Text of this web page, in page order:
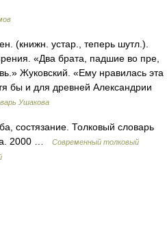
(книжн. устар., теперь шутл.).
«Два брата, падшие во пре,
Жуковский. «Ему нравилась эта
бы и для древней Александрии
Ушакова
состязание. Толковый словарь
2000 …
Современный толковый